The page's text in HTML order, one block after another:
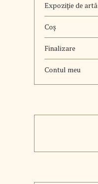
Expoziție de artă
Coș
Finalizare
Contul meu